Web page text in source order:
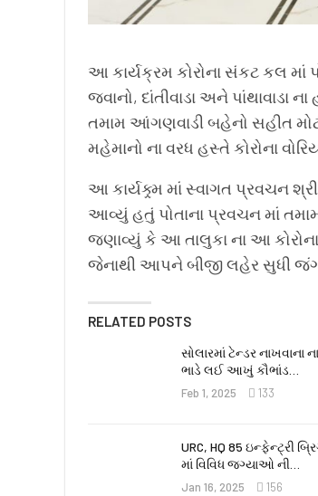
આ કાર્યક્રમ કોરોના સંકટ કલ માં
જવાનો, દાંતીવાડા અને પાંથાવાડા
તમામ આંગણવાડી બહેનો સહીત
મહેમાનો ના વરધ હસ્તે કોરોના
આ કાર્યક્ર્મ માં સ્વાગત પ્રવચન
આવ્યું હતું પોતાના પ્રવચન માં
જણાવ્યું કે આ તાલુકા ના આ કોરોના
જેનાથી આપને બીજી લહેર સુધી
RELATED POSTS
સોલારમાં ટેન્ડર નાખવાના
ભાડે લઈ આખું કૌભાંડ…
Feb 1, 2025 133
URC, HQ 85 ઇન્ફેન્ટ્રી
માં વિવિધ જગ્યાઓ ની…
Jan 16, 2025 156